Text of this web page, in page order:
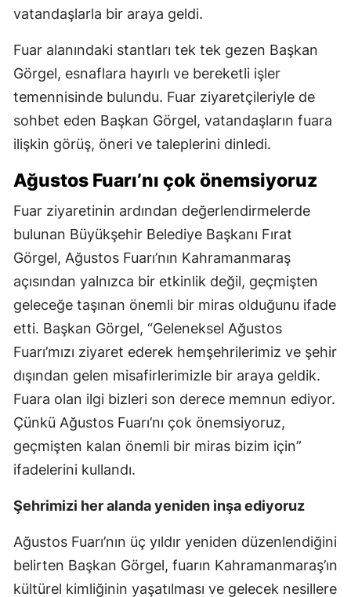
vatandaşlarla bir araya geldi.
Fuar alanındaki stantları tek tek gezen Başkan
Görgel, esnaflara hayırlı ve bereketli işler
temennisinde bulundu. Fuar ziyaretçileriyle de
sohbet eden Başkan Görgel, vatandaşların fuara
ilişkin görüş, öneri ve taleplerini dinledi.
Ağustos Fuarı’nı çok önemsiyoruz
Fuar ziyaretinin ardından değerlendirmelerde
bulunan Büyükşehir Belediye Başkanı Fırat
Görgel, Ağustos Fuarı’nın Kahramanmaraş
açısından yalnızca bir etkinlik değil, geçmişten
geleceğe taşınan önemli bir miras olduğunu ifade
etti. Başkan Görgel, “Geleneksel Ağustos
Fuarı’mızı ziyaret ederek hemşehrilerimiz ve şehir
dışından gelen misafirlerimizle bir araya geldik.
Fuara olan ilgi bizleri son derece memnun ediyor.
Çünkü Ağustos Fuarı’nı çok önemsiyoruz,
geçmişten kalan önemli bir miras bizim için”
ifadelerini kullandı.
Şehrimizi her alanda yeniden inşa ediyoruz
Ağustos Fuarı’nın üç yıldır yeniden düzenlendiğini
belirten Başkan Görgel, fuarın Kahramanmaraş’ın
kültürel kimliğinin yaşatılması ve gelecek nesillere